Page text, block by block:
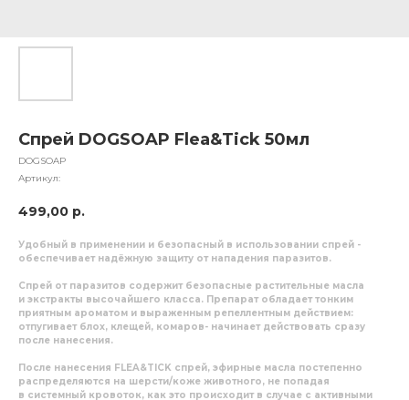
Спрей DOGSOAP Flea&Tick 50мл
DOGSOAP
Артикул:
499,00 р.
Удобный в применении и безопасный в использовании спрей -
обеспечивает надёжную защиту от нападения паразитов.
Спрей от паразитов содержит безопасные растительные масла
и экстракты высочайшего класса. Препарат обладает тонким
приятным ароматом и выраженным репеллентным действием:
отпугивает блох, клещей, комаров- начинает действовать сразу
после нанесения.
После нанесения FLEA&TICK спрей, эфирные масла постепенно
распределяются на шерсти/коже животного, не попадая
в системный кровоток, как это происходит в случае с активными